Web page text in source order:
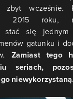
zbyt wcześnie.
2015 roku,
stać się jednym
gatunku i
Zamiast tego
seriach,